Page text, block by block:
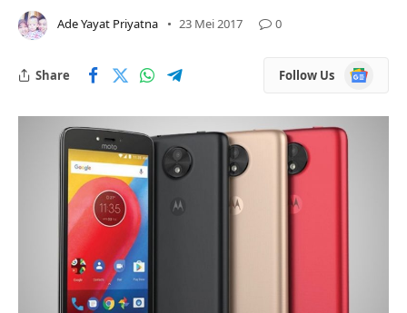
Ade Yayat Priyatna 23 Mei 2017 0
Share Follow Us
Google
News